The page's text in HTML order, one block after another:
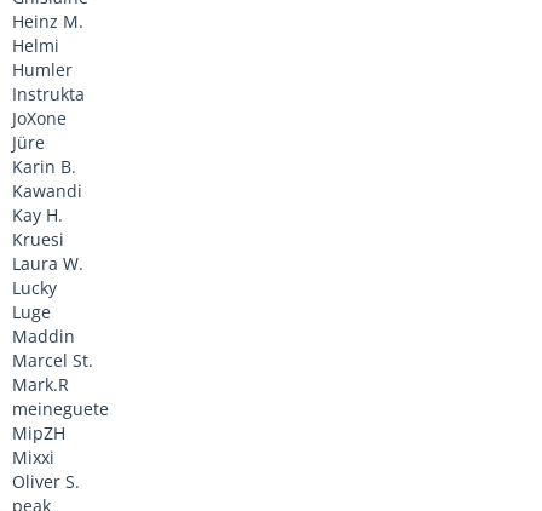
Heinz M.
Helmi
Humler
Instrukta
JoXone
Jüre
Karin B.
Kawandi
Kay H.
Kruesi
Laura W.
Lucky
Luge
Maddin
Marcel St.
Mark.R
meineguete
MipZH
Mixxi
Oliver S.
peak